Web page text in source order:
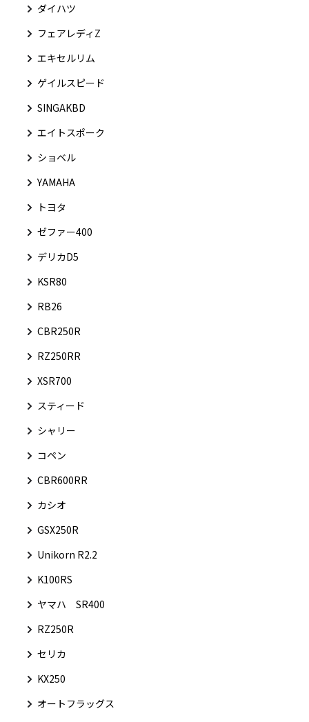
ダイハツ
フェアレディZ
エキセルリム
ゲイルスピード
SINGAKBD
エイトスポーク
ショベル
YAMAHA
トヨタ
ゼファー400
デリカD5
KSR80
RB26
CBR250R
RZ250RR
XSR700
スティード
シャリー
コペン
CBR600RR
カシオ
GSX250R
Unikorn R2.2
K100RS
ヤマハ SR400
RZ250R
セリカ
KX250
オートフラッグス